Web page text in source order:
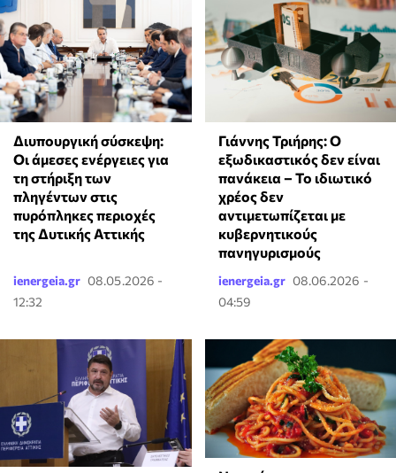
Διυπουργική σύσκεψη:
Οι άμεσες ενέργειες για
τη στήριξη των
πληγέντων στις
πυρόπληκες περιοχές
της Δυτικής Αττικής
ienergeia.gr 08.05.2026 -
12:32
Γιάννης Τριήρης: Ο
εξωδικαστικός δεν είναι
πανάκεια – Το ιδιωτικό
χρέος δεν
αντιμετωπίζεται με
κυβερνητικούς
πανηγυρισμούς
ienergeia.gr 08.06.2026 -
04:59